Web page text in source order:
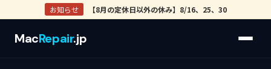
お知らせ 【8月の定休日以外の休み】8/16、25、30
MacRepair.jp